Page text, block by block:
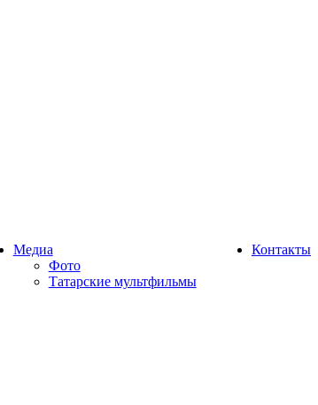
Медиа
Фото
Татарские мультфильмы
Контакты